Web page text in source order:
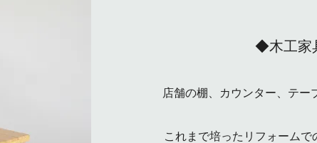
◆木工家
店舗の棚、カウンター、テー
これまで培ったリフォーム